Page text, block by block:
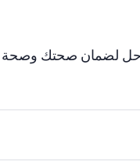
لضمان صحتك وصحة